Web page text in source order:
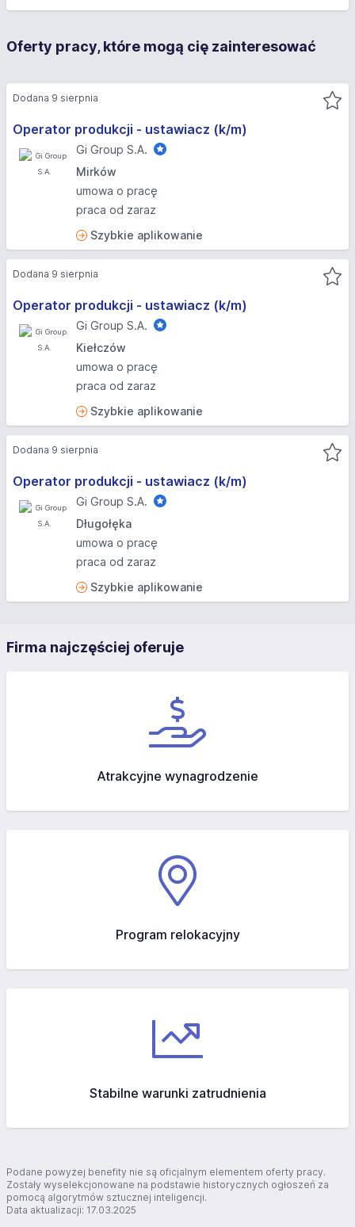
Oferty pracy, które mogą cię zainteresować
Operator produkcji - ustawiacz (k/m)
Gi Group S.A.
Mirków
umowa o pracę
praca od zaraz
Szybkie aplikowanie
Dodana 9 sierpnia
Operator produkcji - ustawiacz (k/m)
Gi Group S.A.
Kiełczów
umowa o pracę
praca od zaraz
Szybkie aplikowanie
Dodana 9 sierpnia
Operator produkcji - ustawiacz (k/m)
Gi Group S.A.
Długołęka
umowa o pracę
praca od zaraz
Szybkie aplikowanie
Dodana 9 sierpnia
Firma najczęściej oferuje
Atrakcyjne wynagrodzenie
Program relokacyjny
Stabilne warunki zatrudnienia
Podane powyżej benefity nie są oficjalnym elementem oferty pracy.
Zostały wyselekcjonowane na podstawie historycznych ogłoszeń za
pomocą algorytmów sztucznej inteligencji.
Data aktualizacji: 17.03.2025